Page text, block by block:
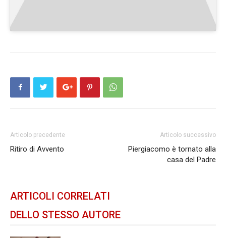
Articolo precedente
Ritiro di Avvento
Articolo successivo
Piergiacomo è tornato alla
casa del Padre
ARTICOLI CORRELATI
DELLO STESSO AUTORE